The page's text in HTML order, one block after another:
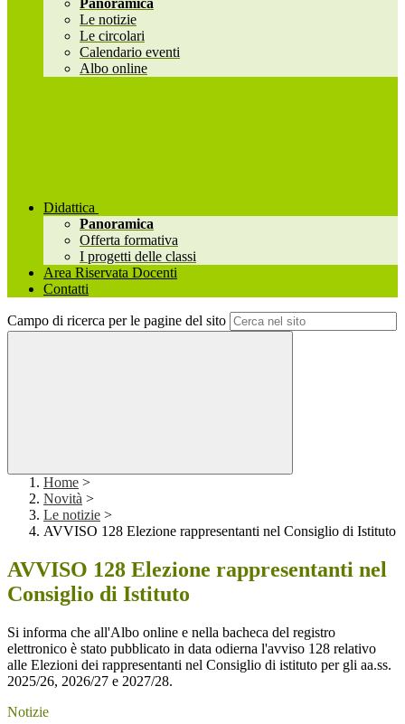
Panoramica
Le notizie
Le circolari
Calendario eventi
Albo online
Didattica
Panoramica
Offerta formativa
I progetti delle classi
Area Riservata Docenti
Contatti
Campo di ricerca per le pagine del sito
Home >
Novità >
Le notizie >
AVVISO 128 Elezione rappresentanti nel Consiglio di Istituto
AVVISO 128 Elezione rappresentanti nel
Consiglio di Istituto
Si informa che all'Albo online e nella bacheca del registro
elettronico è stato pubblicato in data odierna l'avviso 128 relativo
alle Elezioni dei rappresentanti nel Consiglio di istituto per gli aa.ss.
2025/26, 2026/27 e 2027/28.
Notizie